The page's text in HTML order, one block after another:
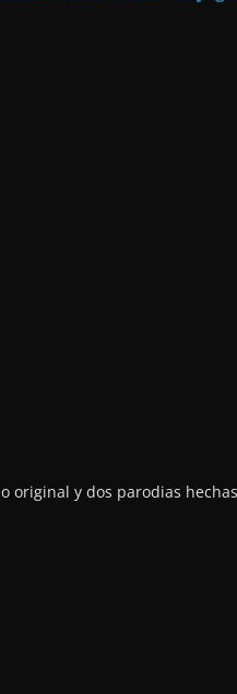
original y dos parodias